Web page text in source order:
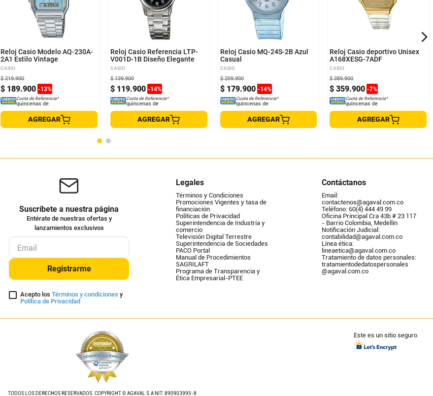
Reloj Casio Modelo AQ-230A-
2A1 Estilo Vintage
CASIO
$ 189.900 -13%
$ 219.900
Cuota de Referencia*
quincenas de
AGREGAR
Reloj Casio Referencia LTP-
V001D-1B Diseño Elegante
CASIO
$ 119.900 -14%
$ 139.900
Cuota de Referencia*
quincenas de
AGREGAR
Reloj Casio MQ-24S-2B Azul
Casual
CASIO
$ 179.900 -14%
$ 209.900
Cuota de Referencia*
quincenas de
AGREGAR
Reloj Casio deportivo Unisex
A168XESG-7ADF
CASIO
$ 359.900 -7%
$ 389.900
Cuota de Referencia*
quincenas de
AGREGAR
Suscríbete a nuestra página
Entérate de nuestras ofertas y
lanzamientos exclusivos
Registrarme
Acepto los Términos y condiciones y
Política de Privacidad
Legales
Términos y Condiciones
Promociones Vigentes y tasa de
financiación
Políticas de Privacidad
Superintendencia de Industría y
comercio
Televisión Digital Terrestre
Superintendencia de Sociedades
PACO Portal
Manual de Procedimientos
SAGRILAFT
Programa de Transparencia y
Ética Empresarial-PTEE
Contáctanos
Email:
contactenos@agaval.com.co
Teléfono: 60(4) 444 49 99
Oficina Principal Cra 43b # 23 117
- Barrio Colombia, Medellín
Notificación Judicial:
contabilidad@agaval.com.co
Línea ética:
lineaetica@agaval.com.co
Tratamiento de datos personales:
tratamientodedatospersonales
@agaval.com.co
TODOS LOS DERECHOS RESERVADOS. COPYRIGHT © AGAVAL S.A NIT: 890903995-8
Este es un sitio seguro